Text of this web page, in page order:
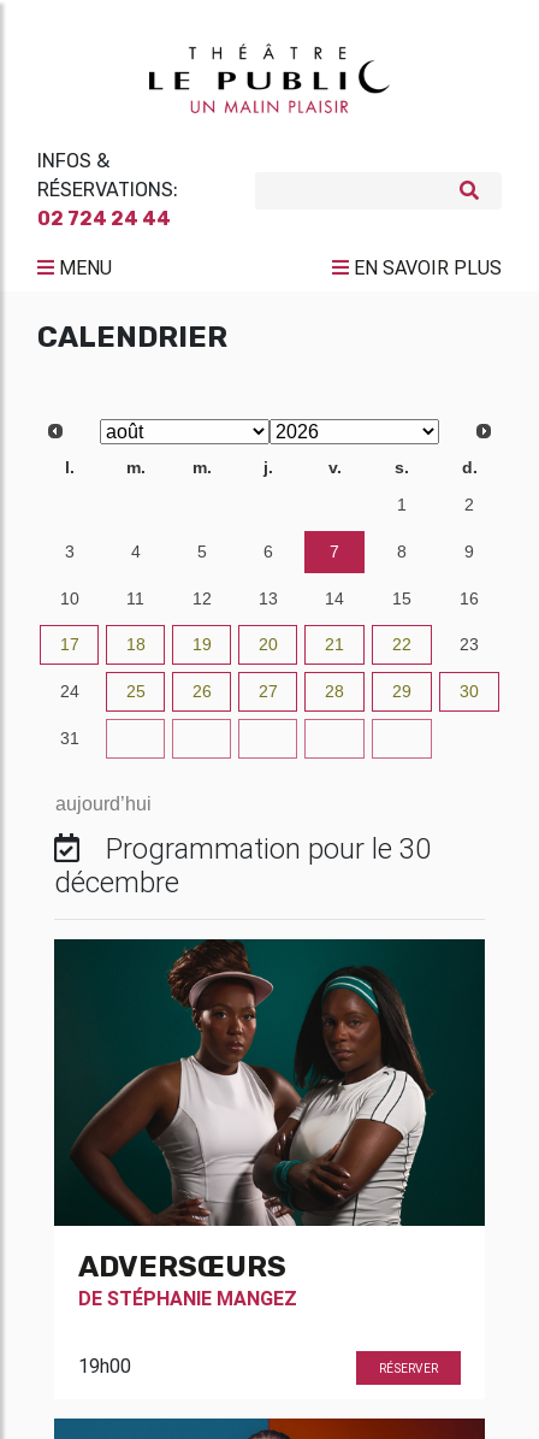
INFOS &
RÉSERVATIONS:
02 724 24 44
MENU EN SAVOIR PLUS
CALENDRIER
l. m. m. j. v. s.
d.
1 2
3 4 5 6 7 8 9
10 11 12 13 14 15 16
17 18 19 20 21 22 23
24 25 26 27 28 29 30
31
aujourd’hui
Programmation pour le 30
décembre
ADVERSŒURS
DE STÉPHANIE MANGEZ
19h00 RÉSERVER